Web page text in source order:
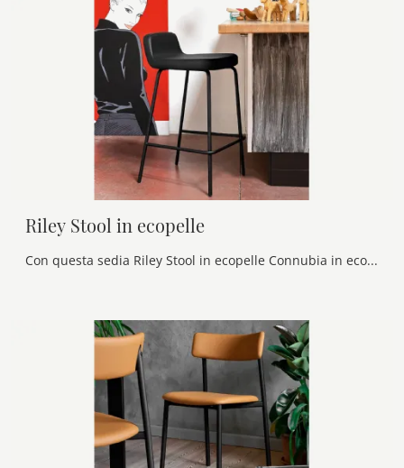
Riley Stool in ecopelle
Con questa sedia Riley Stool in ecopelle Connubia in ecopelle, una delle nostre sedute sgabelli moderne, potrai valorizzare i tuoi locali.